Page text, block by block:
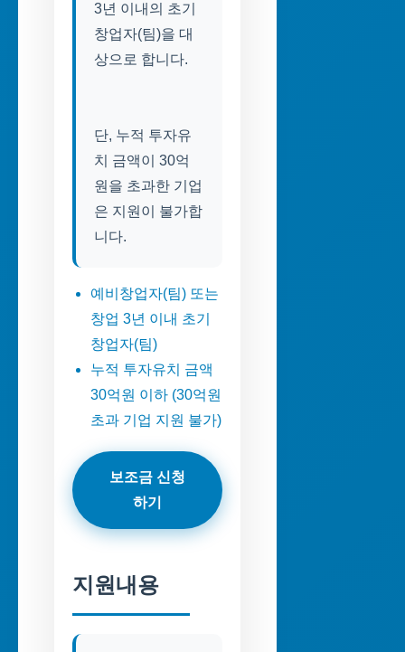
3년 이내의 초기
창업자(팀)을 대
상으로 합니다.
단, 누적 투자유
치 금액이 30억
원을 초과한 기업
은 지원이 불가합
예비창업자(팀) 또는
창업 3년 이내 초기
창업자(팀)
누적 투자유치 금액
30억원 이하 (30억원
초과 기업 지원 불가)
보조금 신청
하기
지원내용